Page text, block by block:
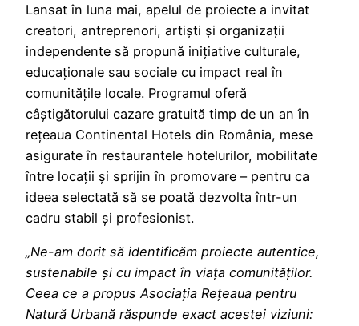
Lansat în luna mai, apelul de proiecte a invitat
creatori, antreprenori, artiști și organizații
independente să propună inițiative culturale,
educaționale sau sociale cu impact real în
comunitățile locale. Programul oferă
câștigătorului cazare gratuită timp de un an în
rețeaua Continental Hotels din România, mese
asigurate în restaurantele hotelurilor, mobilitate
între locații și sprijin în promovare – pentru ca
ideea selectată să se poată dezvolta într-un
cadru stabil și profesionist.
„Ne-am dorit să identificăm proiecte autentice,
sustenabile și cu impact în viața comunităților.
Ceea ce a propus Asociația Rețeaua pentru
Natură Urbană răspunde exact acestei viziuni: